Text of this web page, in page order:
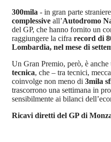
300mila - in gran parte
complessive all’Autodromo
del GP, che hanno fornito un
raggiungere la cifra record di
Lombardia, nel mese di
Un Gran Premio, però, è anche
tecnica, che – tra tecnici,
coinvolge non meno di 3mila
trascorrono una settimana in
sensibilmente ai bilanci
Ricavi diretti del GP di